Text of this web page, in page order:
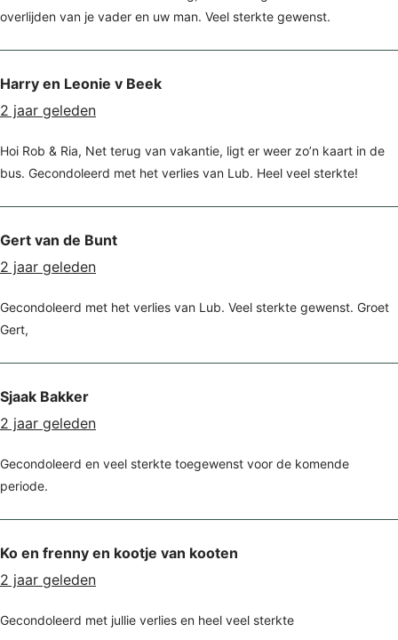
overlijden van je vader en uw man. Veel sterkte gewenst.
Harry en Leonie v Beek
2 jaar geleden
Hoi Rob & Ria, Net terug van vakantie, ligt er weer zo’n kaart in de
bus. Gecondoleerd met het verlies van Lub. Heel veel sterkte!
Gert van de Bunt
2 jaar geleden
Gecondoleerd met het verlies van Lub. Veel sterkte gewenst. Groet
Gert,
Sjaak Bakker
2 jaar geleden
Gecondoleerd en veel sterkte toegewenst voor de komende
periode.
Ko en frenny en kootje van kooten
2 jaar geleden
Gecondoleerd met jullie verlies en heel veel sterkte